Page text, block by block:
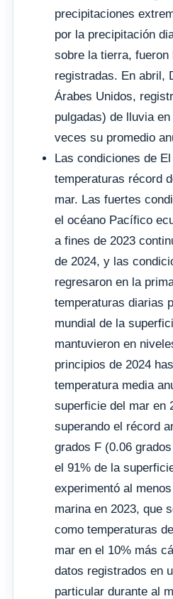
precipitaciones
por la precipitación
sobre la tierra, fueron
registradas. En abril,
Árabes Unidos,
pulgadas) de lluvia
veces su promedio
Las condiciones de
temperaturas récord
mar. Las fuertes
el océano Pacífico
a fines de 2023
de 2024, y las
regresaron en la
temperaturas diarias
mundial de la
mantuvieron en
principios de 2024
temperatura media
superficie del mar en
superando el récord
grados F (0.06
el 91% de la
experimentó al
marina en 2023, que
como temperaturas
mar en el 10% más
datos registrados en
particular durante al